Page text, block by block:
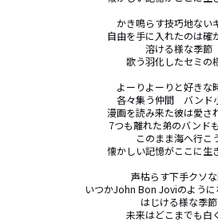
かき鳴らす技巧地ない
自由を手に入れたのは確
溶ける様な季節
歌う羽化したセミの
よーりよーりと好きな
各々集う仲間　バンド
漫画を読み来た彼は愛さ
7つも離れた弟のバンド
このまま海へ行こ
懐かしい記憶がここに生
声枯らす下手クソ
いつかJohn Bon Joviのように
はじける様な季節
未来はどこまでも白